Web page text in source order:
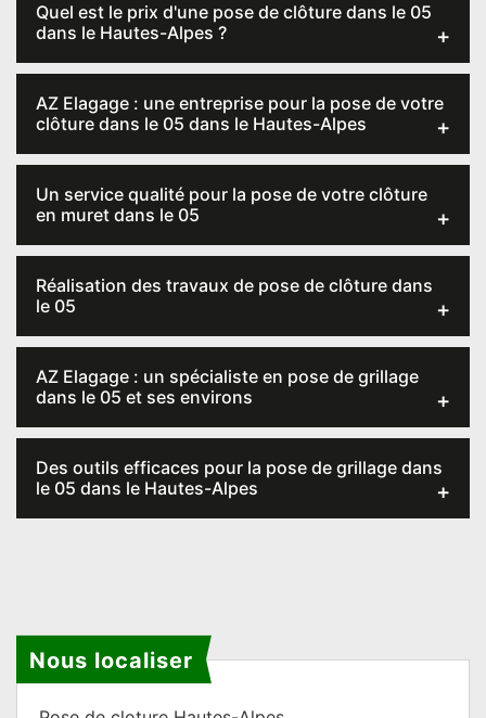
Quel est le prix d'une pose de clôture dans le 05
dans le Hautes-Alpes ?
AZ Elagage : une entreprise pour la pose de votre
clôture dans le 05 dans le Hautes-Alpes
Un service qualité pour la pose de votre clôture
en muret dans le 05
Réalisation des travaux de pose de clôture dans
le 05
AZ Elagage : un spécialiste en pose de grillage
dans le 05 et ses environs
Des outils efficaces pour la pose de grillage dans
le 05 dans le Hautes-Alpes
Nous localiser